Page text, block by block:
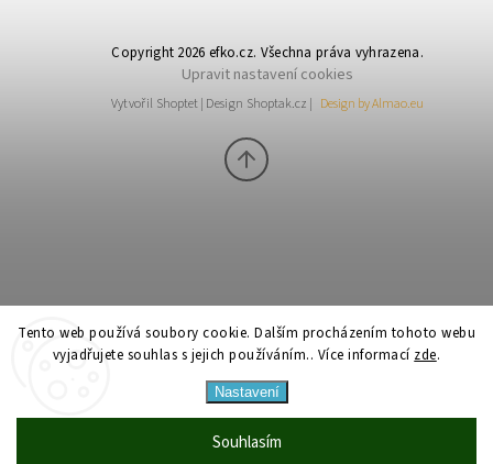
Tento web používá soubory cookie. Dalším procházením tohoto webu
vyjadřujete souhlas s jejich používáním.. Více informací zde.
Nastavení
Souhlasím
Copyright 2026 efko.cz. Všechna práva vyhrazena.
Upravit nastavení cookies
Vytvořil Shoptet| Design Shoptak.cz | Design by Almao.eu